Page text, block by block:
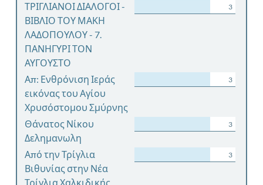
ΤΡΙΓΛΙΑΝΟΙ ΔΙΑΛΟΓΟΙ -
ΒΙΒΛΙΟ ΤΟΥ ΜΑΚΗ
ΛΑΔΟΠΟΥΛΟΥ - 7.
ΠΑΝΗΓΥΡΙ ΤΟΝ
ΑΥΓΟΥΣΤΟ
3
Απ: Ενθρόνιση Ιεράς
εικόνας του Αγίου
Χρυσόστομου Σμύρνης
3
Θάνατος Νίκου
Δελημανωλη
3
Από την Τρίγλια
Βιθυνίας στην Νέα
Τρίγλια Χαλκιδικής
3